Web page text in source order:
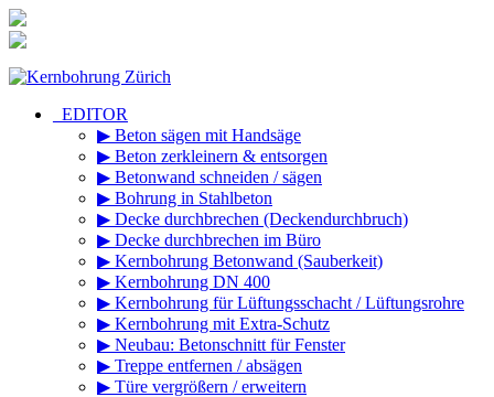
Inhalt
_EDITOR
▶ Beton sägen mit Handsäge
▶ Beton zerkleinern & entsorgen
▶ Betonwand schneiden / sägen
▶ Bohrung in Stahlbeton
▶ Decke durchbrechen (Deckendurchbruch)
▶ Decke durchbrechen im Büro
▶ Kernbohrung Betonwand (Sauberkeit)
▶ Kernbohrung DN 400
▶ Kernbohrung für Lüftungsschacht / Lüftungsrohre
▶ Kernbohrung mit Extra-Schutz
▶ Neubau: Betonschnitt für Fenster
▶ Treppe entfernen / absägen
▶ Türe vergrößern / erweitern